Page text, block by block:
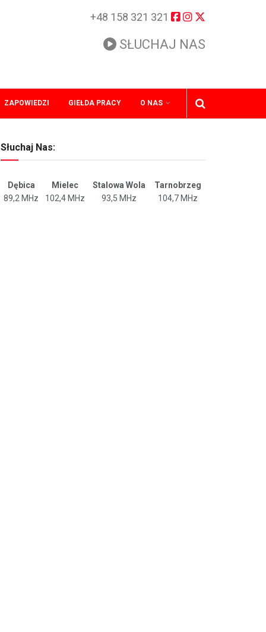
+48 158 321 321
SŁUCHAJ NAS
ZAPOWIEDZI GIEŁDA PRACY O NAS
Słuchaj Nas:
Dębica Mielec Stalowa Wola
Tarnobrzeg
89,2 MHz
102,4 MHz 93,5 MHz 104,7 MHz